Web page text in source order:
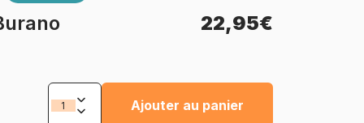
22,95€
Ajouter au panier